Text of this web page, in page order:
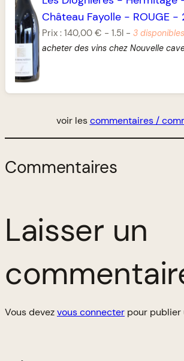
Château Fayolle- ROUGE-
Prix : 140,00 € - 1.5l- 3 disponibles
acheter des vins chez Nouvelle
voir lescommentaires /
Commentaires
Laisser un
Vous devezvous connecter pour publier